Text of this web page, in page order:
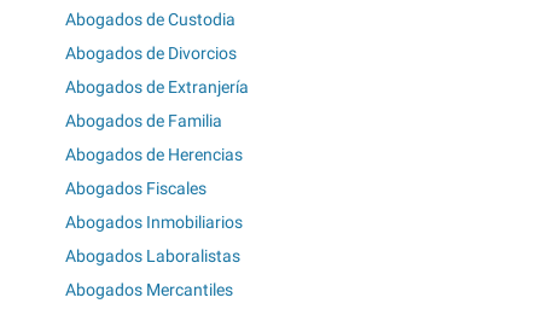
Abogados de Custodia
Abogados de Divorcios
Abogados de Extranjería
Abogados de Familia
Abogados de Herencias
Abogados Fiscales
Abogados Inmobiliarios
Abogados Laboralistas
Abogados Mercantiles